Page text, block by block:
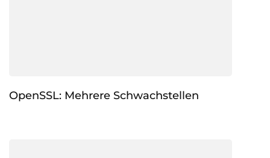
OpenSSL: Mehrere Schwachstellen